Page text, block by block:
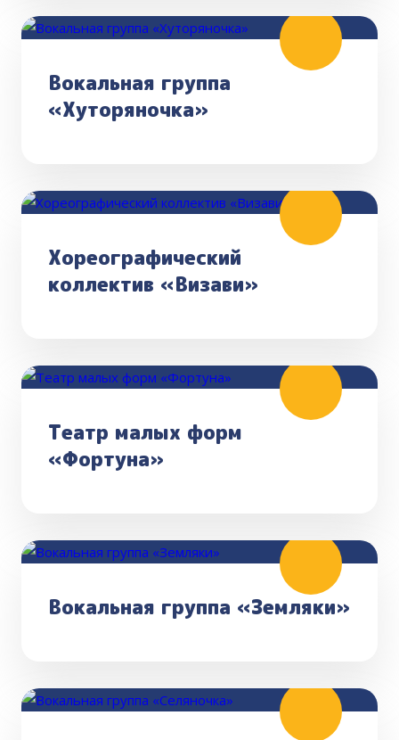
Вокальная группа
«Хуторяночка»
Хореографический
коллектив «Визави»
Театр малых форм
«Фортуна»
Вокальная группа «Земляки»